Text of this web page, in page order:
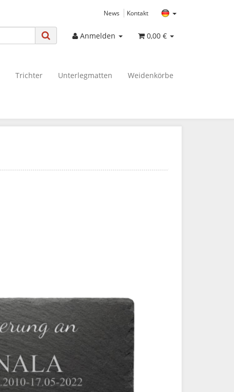
News Kontakt
Anmelden 0,00 €
Trichter Unterlegmatten Weidenkörbe